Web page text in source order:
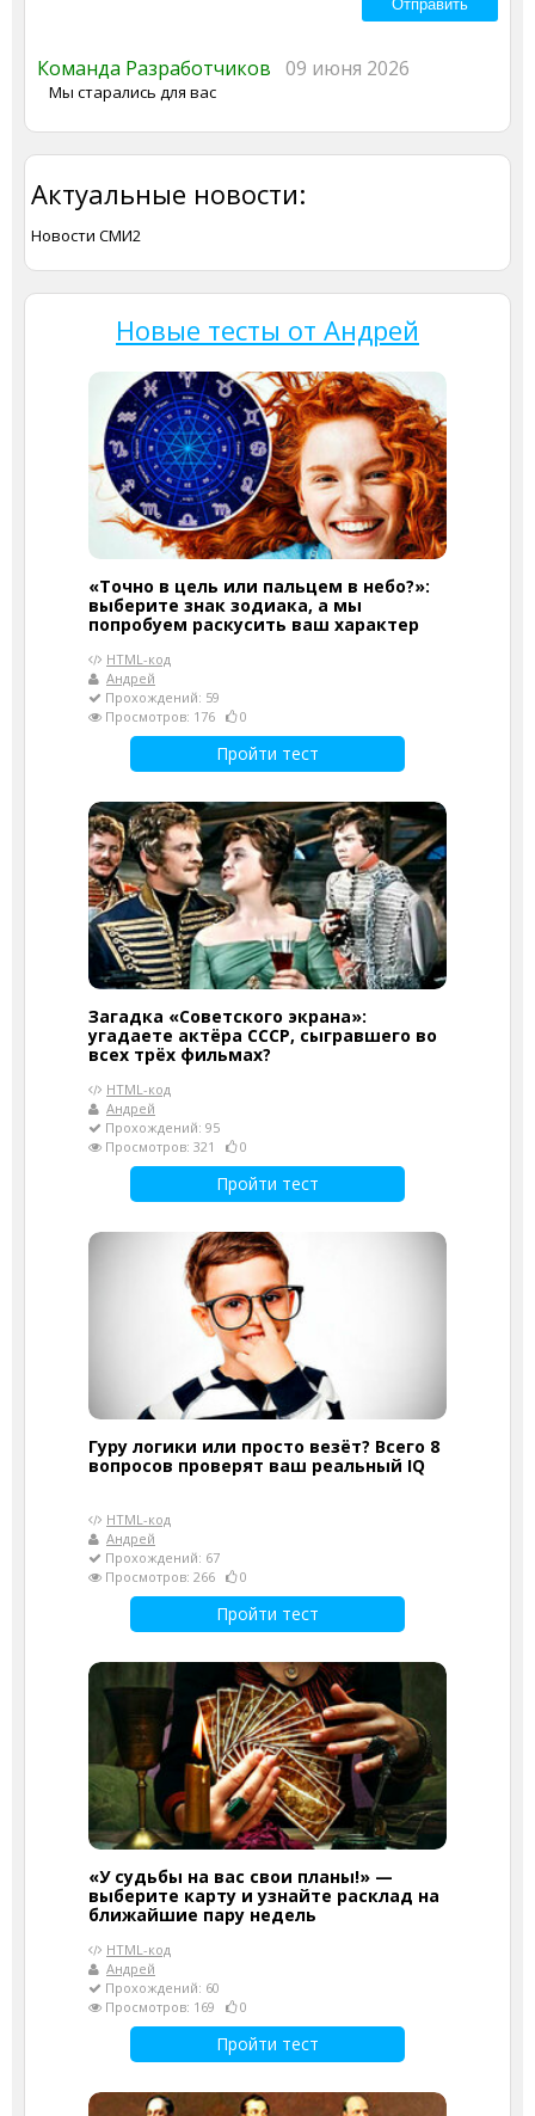
Команда Разработчиков 09 июня 2026
Мы старались для вас
Актуальные новости:
Новости СМИ2
Новые тесты от Андрей
«Точно в цель или пальцем в небо?»:
выберите знак зодиака, а мы
попробуем раскусить ваш характер
HTML-код
Андрей
Прохождений: 59
Просмотров: 176
0
Пройти тест
Загадка «Советского экрана»:
угадаете актёра СССР, сыгравшего во
всех трёх фильмах?
HTML-код
Андрей
Прохождений: 95
Просмотров: 321
0
Пройти тест
Гуру логики или просто везёт? Всего 8
вопросов проверят ваш реальный IQ
HTML-код
Андрей
Прохождений: 67
Просмотров: 266
0
Пройти тест
«У судьбы на вас свои планы!» —
выберите карту и узнайте расклад на
ближайшие пару недель
HTML-код
Андрей
Прохождений: 60
Просмотров: 169
0
Пройти тест